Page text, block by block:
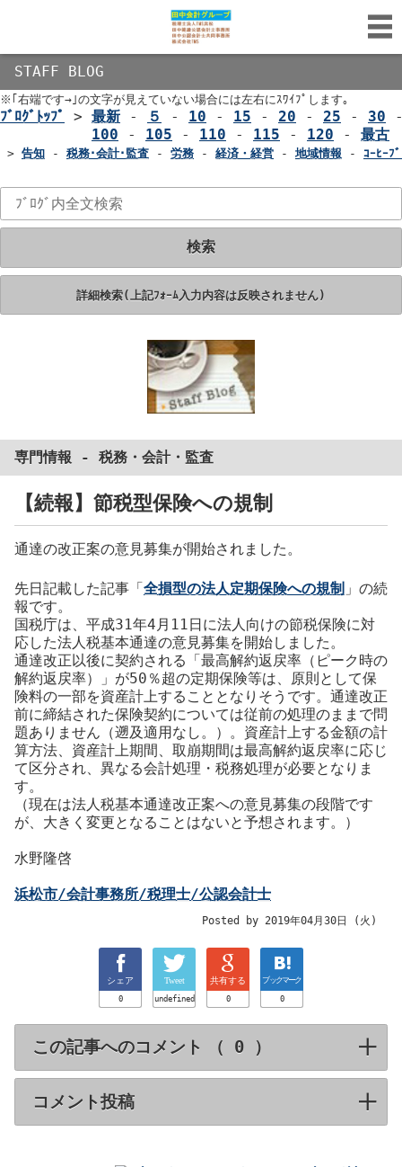
STAFF BLOG
※｢右端です→｣の文字が見えていない場合には左右にｽﾜｲﾌﾟします｡
ﾌﾞﾛｸﾞﾄｯﾌﾟ > 最新 - ５ - 10 - 15 - 20 - 25 - 30
100 - 105 - 110 - 115 - 120 - 最古
> 告知 - 税務･会計･監査 - 労務 - 経済・経営 - 地域情報 - ｺｰﾋｰﾌ
検索
詳細検索(上記ﾌｫｰﾑ入力内容は反映されません)
専門情報 - 税務 ・ 会計・ 監査
【続報】節税型保険への規制
通達の改正案の意見募集が開始されました。
先日記載した記事「 全損型の法人定期保険への規制 」の続
報です。
国税庁は、平成31年4月11日に法人向けの節税保険に対
応した法人税基本通達の意見募集を開始しました。
通達改正以後に契約される「最高解約返戻率（ピーク時の
解約返戻率）」が50％超の定期保険等は、原則として保
険料の一部を資産計上することとなりそうです。通達改正
前に締結された保険契約については従前の処理のままで問
題ありません（遡及適用なし。）。資産計上する金額の計
算方法、資産計上期間、取崩期間は最高解約返戻率に応じ
て区分され、異なる会計処理・税務処理が必要となりま
す。
（現在は法人税基本通達改正案への意見募集の段階です
が、大きく変更となることはないと予想されます。）
水野隆啓
浜松市/会計事務所/税理士/公認会計士
Posted by 2019年04月30日 (火)
シェア
0
Tweet
undefined
共有する
0
ブックマーク
0
この記事へのコメント （ ） click to
コメント投稿click to expand contents